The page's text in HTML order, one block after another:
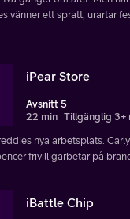
vänner ett spratt, urartar
iPear Store
Avsnitt 5
22 min Tillgänglig 3+
nya arbetsplats.
frivilligarbetar på
iBattle Chip